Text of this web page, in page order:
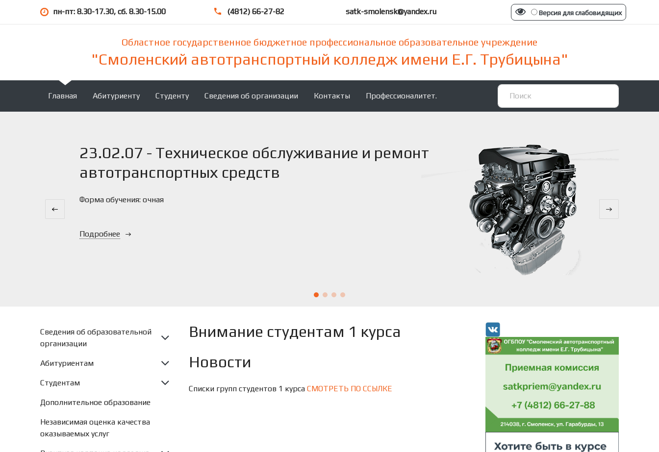
пн-пт: 8.30-17.30, сб. 8.30-15.00 (4812) 66-27-82 satk-smolensk@yandex.ru Версия для слабовидящих
Областное государственное бюджетное профессиональное образовательное учреждение
"Смоленский автотранспортный колледж имени Е.Г. Трубицына"
Главная Абитуриенту Студенту Сведения об организации Контакты Профессионалитет.
23.02.07 - Техническое обслуживание и ремонт
автотранспортных средств
Форма обучения: очная
Подробнее
Сведения об образовательной
организации
Абитуриентам
Студентам
Дополнительное образование
Независимая оценка качества
оказываемых услуг
Внимание студентам 1 курса
Новости
Списки групп студентов 1 курса СМОТРЕТЬ ПО ССЫЛКЕ